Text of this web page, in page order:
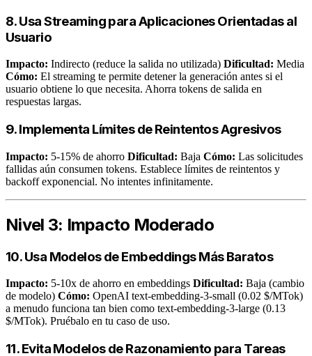
8. Usa Streaming para Aplicaciones Orientadas al
Usuario
Impacto: Indirecto (reduce la salida no utilizada) Dificultad: Media
Cómo: El streaming te permite detener la generación antes si el
usuario obtiene lo que necesita. Ahorra tokens de salida en
respuestas largas.
9. Implementa Límites de Reintentos Agresivos
Impacto: 5-15% de ahorro Dificultad: Baja Cómo: Las solicitudes
fallidas aún consumen tokens. Establece límites de reintentos y
backoff exponencial. No intentes infinitamente.
Nivel 3: Impacto Moderado
10. Usa Modelos de Embeddings Más Baratos
Impacto: 5-10x de ahorro en embeddings Dificultad: Baja (cambio
de modelo) Cómo: OpenAI text-embedding-3-small (0.02 $/MTok)
a menudo funciona tan bien como text-embedding-3-large (0.13
$/MTok). Pruébalo en tu caso de uso.
11. Evita Modelos de Razonamiento para Tareas